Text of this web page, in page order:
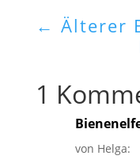
← Älterer
1
von Helga: